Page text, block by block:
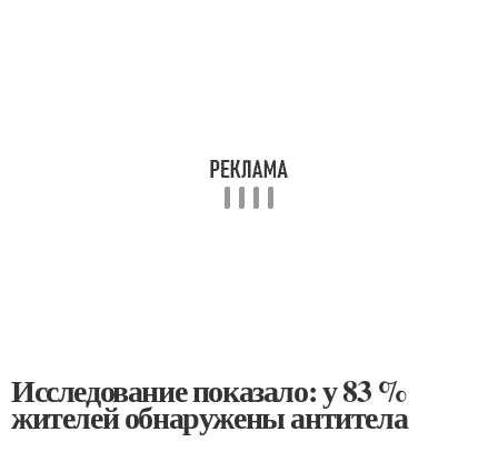
Исследование показало: у 83 %
жителей обнаружены антитела